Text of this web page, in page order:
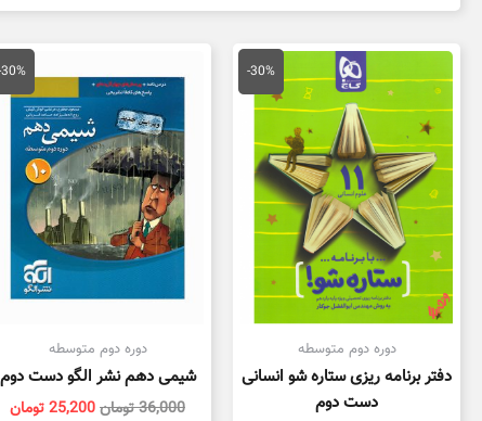
-30%
دوره دوم متوسطه
دفتر برنامه ریزی ستاره شو انسانی
دست دوم
قیمت
اصلی
59,000 تومان
بود.
قیمت
فعلی
است.
دوره دوم متوسطه
شیمی دهم نشر الگو دست دوم
36,000تومان
اصلی
36,000 تومان
بود.
25,200تومان